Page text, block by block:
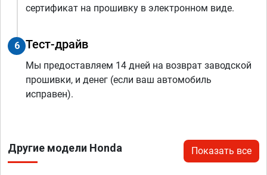
сертификат на прошивку в электронном виде.
6 Тест-драйв
Мы предоставляем 14 дней на возврат заводской
прошивки, и денег (если ваш автомобиль
исправен).
Другие модели Honda Показать все